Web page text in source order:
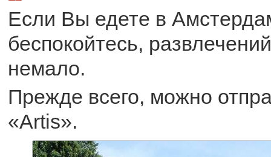
Если Вы едете в
беспокойтесь,
немало.
Прежде всего, можно
«Artis».